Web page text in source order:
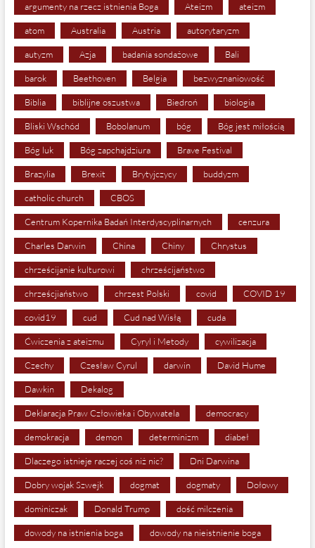
argumenty na rzecz istnienia Boga Ateizm ateizm
atom Australia Austria autorytaryzm
autyzm Azja badania sondażowe Bali
barok Beethoven Belgia bezwyznaniowość
Biblia biblijne oszustwa Biedroń biologia
Bliski Wschód Bobolanum bóg Bóg jest miłością
Bóg luk Bóg zapchajdziura Brave Festival
Brazylia Brexit Brytyjczycy buddyzm
catholic church CBOS
Centrum Kopernika Badań Interdyscyplinarnych cenzura
Charles Darwin China Chiny Chrystus
chrześcijanie kulturowi chrześcijaństwo
chrześcjiaństwo chrzest Polski covid COVID 19
covid19 cud Cud nad Wisłą cuda
Ćwiczenia z ateizmu Cyryl i Metody cywilizacja
Czechy Czesław Cyrul darwin David Hume
Dawkin Dekalog
Deklaracja Praw Człowieka i Obywatela democracy
demokracja demon determinizm diabeł
Dlaczego istnieje raczej coś niż nic? Dni Darwina
Dobry wojak Szwejk dogmat dogmaty Dołowy
dominiczak Donald Trump dość milczenia
dowody na istnienia boga dowody na nieistnienie boga